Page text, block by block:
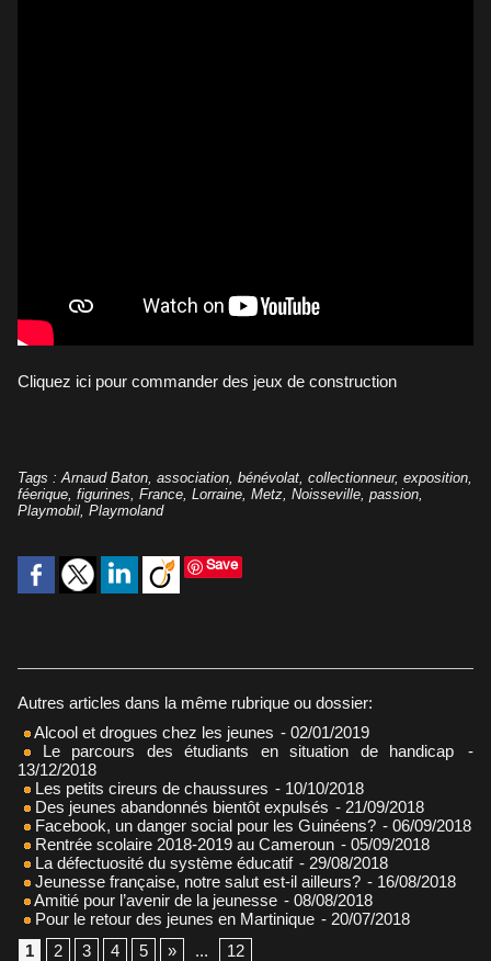
Cliquez ici pour commander des jeux de construction
Tags : Arnaud Baton association bénévolat collectionneur, exposition
féerique figurines France Lorraine Metz Noisseville passion
Playmobil Playmoland
Save
Autres articles dans la même rubrique ou dossier:
Alcool et drogues chez les jeunes - 02/01/2019
Le parcours des étudiants en situation de handicap
-
13/12/2018
Les petits cireurs de chaussures - 10/10/2018
Des jeunes abandonnés bientôt expulsés - 21/09/2018
Facebook, un danger social pour les Guinéens? - 06/09/2018
Rentrée scolaire 2018-2019 au Cameroun - 05/09/2018
La défectuosité du système éducatif - 29/08/2018
Jeunesse française, notre salut est-il ailleurs? - 16/08/2018
Amitié pour l’avenir de la jeunesse - 08/08/2018
Pour le retour des jeunes en Martinique - 20/07/2018
1
2 3 4 5 » ... 12